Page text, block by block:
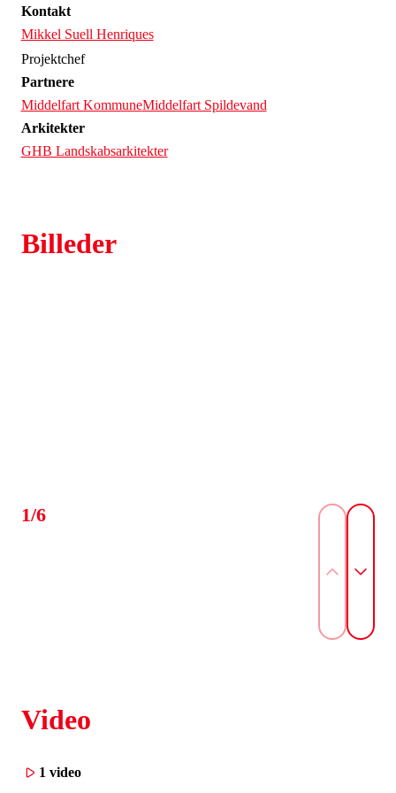
Kontakt
Mikkel Suell Henriques
Projektchef
Partnere
Middelfart KommuneMiddelfart Spildevand
Arkitekter
GHB Landskabsarkitekter
Billeder
1/6
Video
1 video